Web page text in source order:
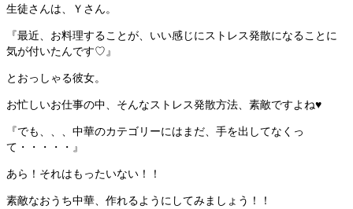
生徒さんは、Ｙさん。
『最近、お料理することが、いい感じにストレス発散になることに
気が付いたんです♡』
とおっしゃる彼女。
お忙しいお仕事の中、そんなストレス発散方法、素敵ですよね♥
『でも、、、中華のカテゴリーにはまだ、手を出してなくっ
て・・・・・』
あら！それはもったいない！！
素敵なおうち中華、作れるようにしてみましょう！！